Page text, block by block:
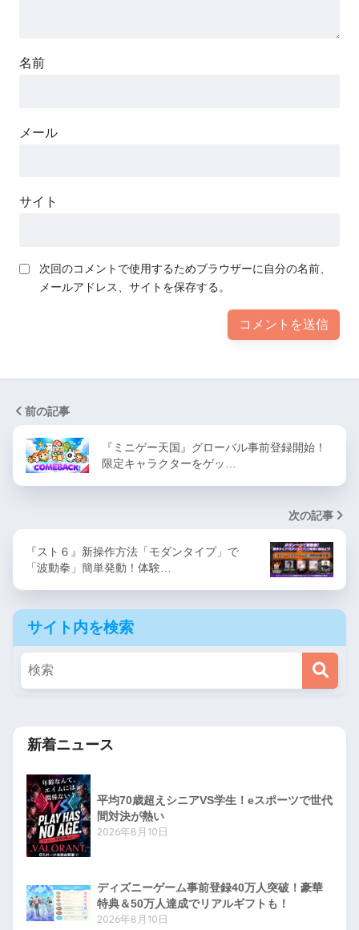
名前
メール
サイト
次回のコメントで使用するためブラウザーに自分の名前、
メールアドレス、サイトを保存する。
前の記事
『ミニゲー天国』グローバル事前登録開始！
限定キャラクターをゲッ…
次の記事
『スト６』新操作方法「モダンタイプ」で
「波動拳」簡単発動！体験…
サイト内を検索
新着ニュース
平均70歳超えシニアVS学生！eスポーツで世代
間対決が熱い
2026年8月10日
ディズニーゲーム事前登録40万人突破！豪華
特典＆50万人達成でリアルギフトも！
2026年8月10日